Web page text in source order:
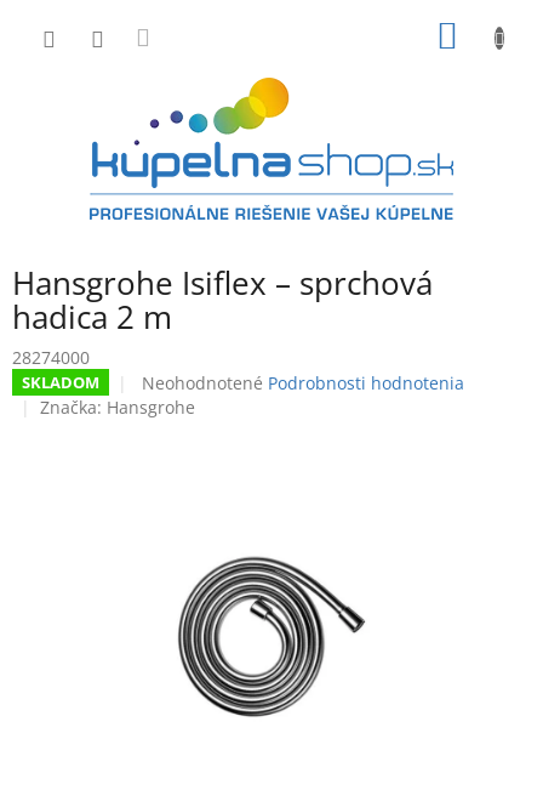
Hansgrohe Isiflex – sprchová
hadica 2 m
28274000
SKLADOM
Priemerné
hodnotenie
Neohodnotené Podrobnosti hodnotenia
Značka: Hansgrohe